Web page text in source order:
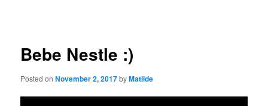
Bebe Nestle :)
Posted onNovember 2, 2017byMatilde